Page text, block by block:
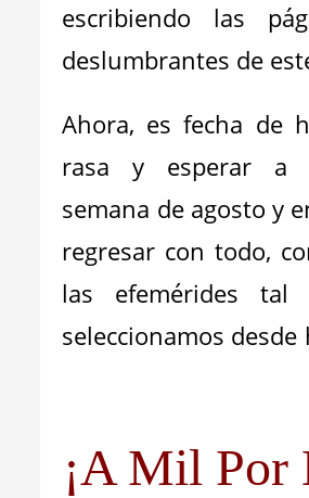
escribiendo las
deslumbrantes de
Ahora, es fecha de
rasa y esperar a
semana de agosto y
regresar con todo,
las efemérides tal
seleccionamos desde
¡A Mil Por